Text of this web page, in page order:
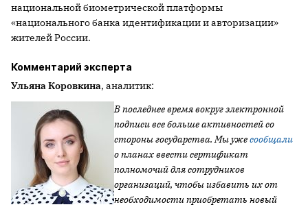
национальной биометрической платформы
«национального банка идентификации и авторизации»
жителей России.
Комментарий эксперта
Ульяна Коровкина, аналитик:
В последнее время вокруг электронной
подписи все больше активностей со
стороны государства. Мы ужесообщали
о планах ввести сертификат
полномочий для сотрудников
организаций, чтобы избавить их от
необходимости приобретать новый